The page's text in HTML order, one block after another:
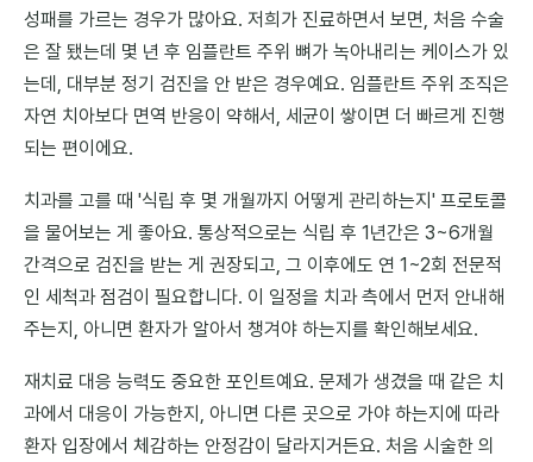
성패를 가르는 경우가 많아요. 저희가 진료하면서 보면, 처음 수술
은 잘 됐는데 몇 년 후 임플란트 주위 뼈가 녹아내리는 케이스가 있
는데, 대부분 정기 검진을 안 받은 경우예요. 임플란트 주위 조직은
자연 치아보다 면역 반응이 약해서, 세균이 쌓이면 더 빠르게 진행
되는 편이에요.
치과를 고를 때 '식립 후 몇 개월까지 어떻게 관리하는지' 프로토콜
을 물어보는 게 좋아요. 통상적으로는 식립 후 1년간은 3~6개월
간격으로 검진을 받는 게 권장되고, 그 이후에도 연 1~2회 전문적
인 세척과 점검이 필요합니다. 이 일정을 치과 측에서 먼저 안내해
주는지, 아니면 환자가 알아서 챙겨야 하는지를 확인해보세요.
재치료 대응 능력도 중요한 포인트예요. 문제가 생겼을 때 같은 치
과에서 대응이 가능한지, 아니면 다른 곳으로 가야 하는지에 따라
환자 입장에서 체감하는 안정감이 달라지거든요. 처음 시술한 의